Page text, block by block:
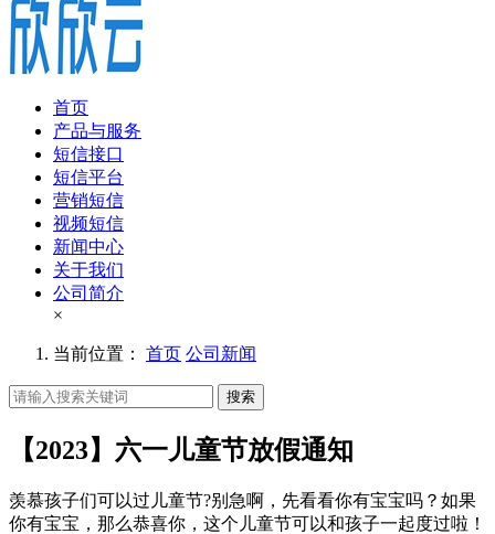
首页
产品与服务
短信接口
短信平台
营销短信
视频短信
新闻中心
关于我们
公司简介
×
当前位置： 首页 公司新闻
搜索
【2023】六一儿童节放假通知
羡慕孩子们可以过儿童节?别急啊，先看看你有宝宝吗？如果
你有宝宝，那么恭喜你，这个儿童节可以和孩子一起度过啦！